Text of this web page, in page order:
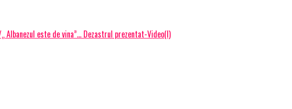
este de vina”… Dezastrul prezentat-Video(I)